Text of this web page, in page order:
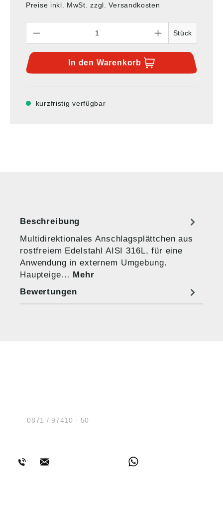
Preise inkl. MwSt. zzgl. Versandkosten
Stück
In den Warenkorb
kurzfristig verfügbar
Beschreibung
Multidirektionales Anschlagsplättchen aus
rostfreiem Edelstahl AISI 316L, für eine
Anwendung in externem Umgebung.
Haupteige… Mehr
Bewertungen
Tel.:0871 / 97410 - 50